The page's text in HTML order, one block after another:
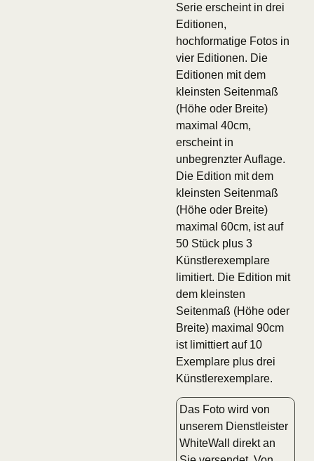
Serie erscheint in drei
Editionen,
hochformatige Fotos in
vier Editionen. Die
Editionen mit dem
kleinsten Seitenmaß
(Höhe oder Breite)
maximal 40cm,
erscheint in
unbegrenzter Auflage.
Die Edition mit dem
kleinsten Seitenmaß
(Höhe oder Breite)
maximal 60cm, ist auf
50 Stück plus 3
Künstlerexemplare
limitiert. Die Edition mit
dem kleinsten
Seitenmaß (Höhe oder
Breite) maximal 90cm
ist limittiert auf 10
Exemplare plus drei
Künstlerexemplare.
Das Foto wird von
unserem Dienstleister
WhiteWall direkt an